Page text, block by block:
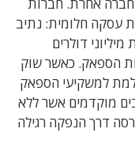
עסקה חלומית: נתיב
דולרים
הספאק. כאשר שוק
למשקיעי הספאק
מוקדמים אשר ללא
דרך הנפקה רגילה